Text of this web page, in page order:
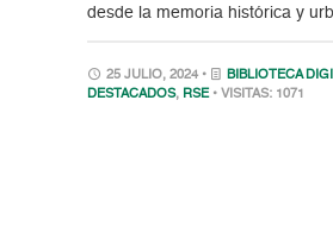
desde la memoria histórica y
25 JULIO, 2024 • BIBLIOTECA
DESTACADOS, RSE • VISITAS: 1071